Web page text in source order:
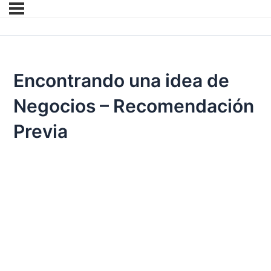
Encontrando una idea de
Negocios – Recomendación
Previa